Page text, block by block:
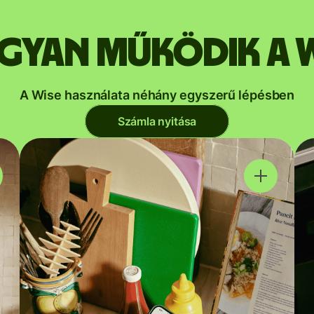
működik a
A Wise használata néhány egyszerű lépésben
Számla nyitása